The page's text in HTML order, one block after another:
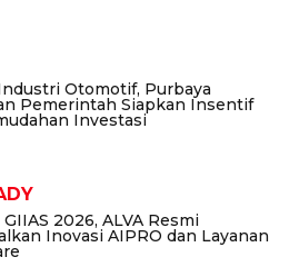
Otomotif, Purbaya
Pemerintah Siapkan Insentif
Investasi
2026, ALVA Resmi
Inovasi AIPRO dan Layanan